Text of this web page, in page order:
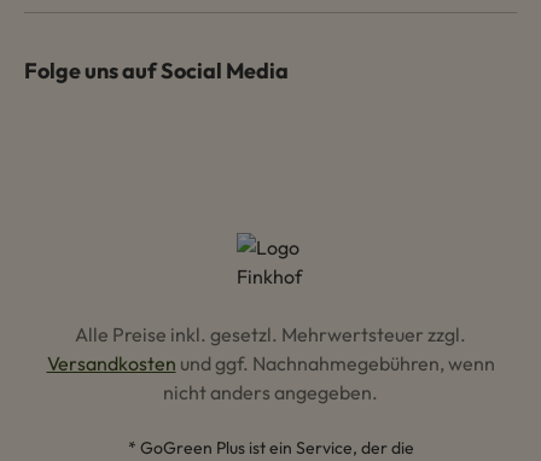
Folge uns auf Social Media
Alle Preise inkl. gesetzl. Mehrwertsteuer zzgl.
Versandkosten und ggf. Nachnahmegebühren, wenn
nicht anders angegeben.
* GoGreen Plus ist ein Service, der die